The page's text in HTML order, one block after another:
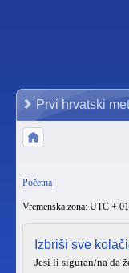
Prvi hrvatski
Početna
Vremenska zona: UTC +
Izbriši sve
Jesi li siguran/na da